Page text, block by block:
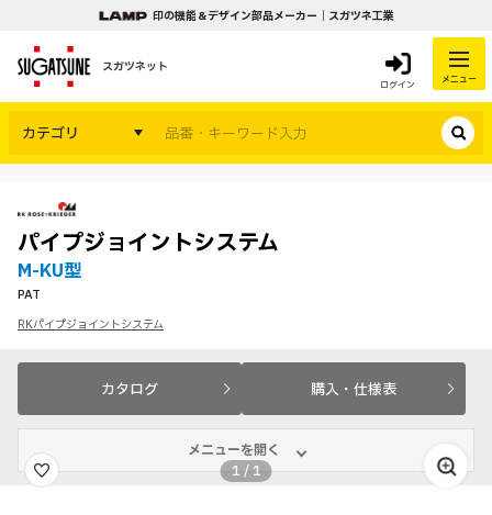
印の機能＆デザイン部品メーカー｜スガツネ工業
スガツネット
ログイン メニュー
カテゴリ
パイプジョイントシステム
M-KU型
PAT
RKパイプジョイントシステム
カタログ 購入・仕様表
メニューを開く
1 /1